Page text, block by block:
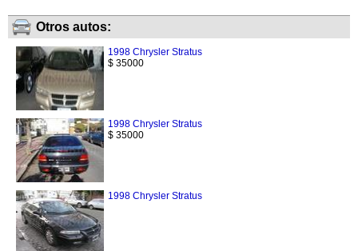
Otros autos:
1998 Chrysler Stratus
$ 35000
1998 Chrysler Stratus
$ 35000
1998 Chrysler Stratus